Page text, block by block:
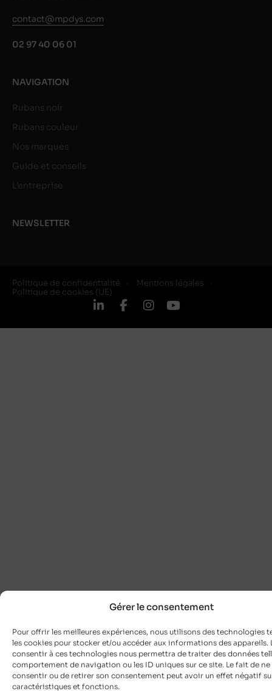
Gérer le consentement
Pour offrir les meilleures expériences, nous utilisons des technologies
les cookies pour stocker et/ou accéder aux informations des appareils.
consentir à ces technologies nous permettra de traiter des données
comportement de navigation ou les ID uniques sur ce site. Le fait de ne
consentir ou de retirer son consentement peut avoir un effet négatif
caractéristiques et fonctions.
contact@mpdys.com
02 97 40 06 01
NAVIGATION
Rubans noir
Rubans couleur
Nos marques
Guide et conseils
L’entreprise
NEWSLETTER
Politique de confidentialité
Mentions légales
Politique de cookies (UE)